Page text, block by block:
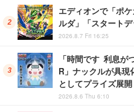
エディオンで「ポ
ルダ」「スタート
2026.8.7 Fri 16:25
「時間です 利息が
R」ナックルが具現
としてプライズ展開
2026.8.6 Thu 6:10